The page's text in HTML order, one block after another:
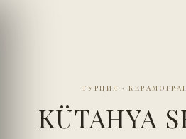
ТУРЦИЯ ·
KÜTAHYA